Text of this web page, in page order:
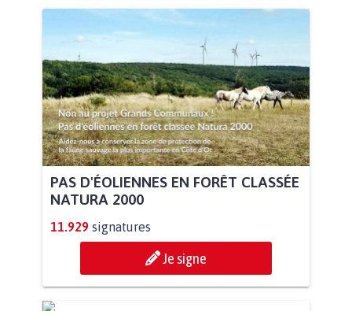
PAS D'ÉOLIENNES EN FORÊT CLASSÉE
NATURA 2000
11.929 signatures
Je signe